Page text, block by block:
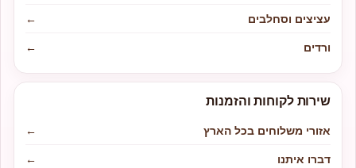
עציצים וסחלבים
←
ורדים
←
שירות לקוחות והזמנות
אזורי משלוחים בכל הארץ
←
דברו איתנו
←